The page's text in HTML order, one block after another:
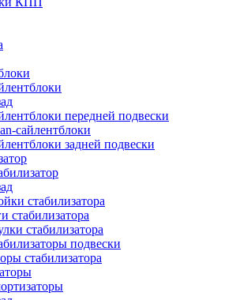
передней подвески
сайлентблоки
задней подвески
стабилизатора
стабилизатора
стабилизатора
подвески
стабилизатора